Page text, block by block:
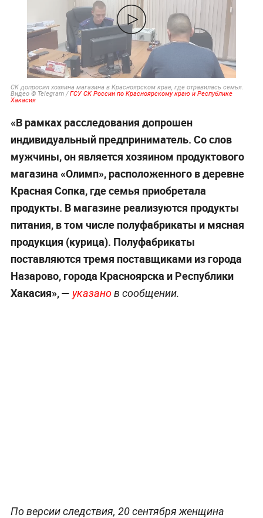
СК допросил хозяина магазина в Красноярском крае, где отравилась семья.
Видео © Telegram /ГСУ СК России по Красноярскому краю и Республике
Хакасия
«В рамках расследования допрошен
индивидуальный предприниматель. Со слов
мужчины, он является хозяином продуктового
магазина «Олимп», расположенного в деревне
Красная Сопка, где семья приобретала
продукты. В магазине реализуются продукты
питания, в том числе полуфабрикаты и мясная
продукция (курица). Полуфабрикаты
поставляются тремя поставщиками из города
Назарово, города Красноярска и Республики
Хакасия», — указанов сообщении.
По версии следствия, 20 сентября женщина